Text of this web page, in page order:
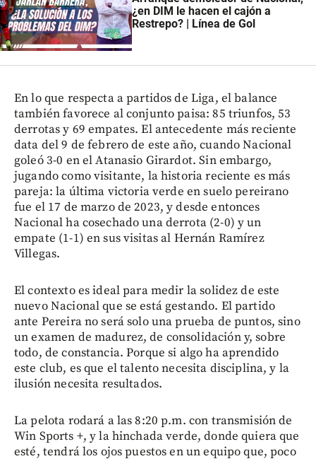
¿en DIM le hacen el cajón a
Restrepo? | Línea de Gol
En lo que respecta a partidos de Liga, el balance
también favorece al conjunto paisa: 85 triunfos, 53
derrotas y 69 empates. El antecedente más reciente
data del 9 de febrero de este año, cuando Nacional
goleó 3-0 en el Atanasio Girardot. Sin embargo,
jugando como visitante, la historia reciente es más
pareja: la última victoria verde en suelo pereirano
fue el 17 de marzo de 2023, y desde entonces
Nacional ha cosechado una derrota (2-0) y un
empate (1-1) en sus visitas al Hernán Ramírez
Villegas.
El contexto es ideal para medir la solidez de este
nuevo Nacional que se está gestando. El partido
ante Pereira no será solo una prueba de puntos, sino
un examen de madurez, de consolidación y, sobre
todo, de constancia. Porque si algo ha aprendido
este club, es que el talento necesita disciplina, y la
ilusión necesita resultados.
La pelota rodará a las 8:20 p.m. con transmisión de
Win Sports +, y la hinchada verde, donde quiera que
esté, tendrá los ojos puestos en un equipo que, poco